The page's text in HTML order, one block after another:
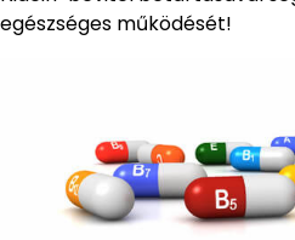
egészséges működését!